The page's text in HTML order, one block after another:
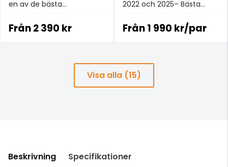
en av de bästa
prisklassen.
Från2 390 kr
2022 och 2025– Bästa
£100+.
Från1 990 kr/par
Visa alla (15)
Beskrivning Specifikationer